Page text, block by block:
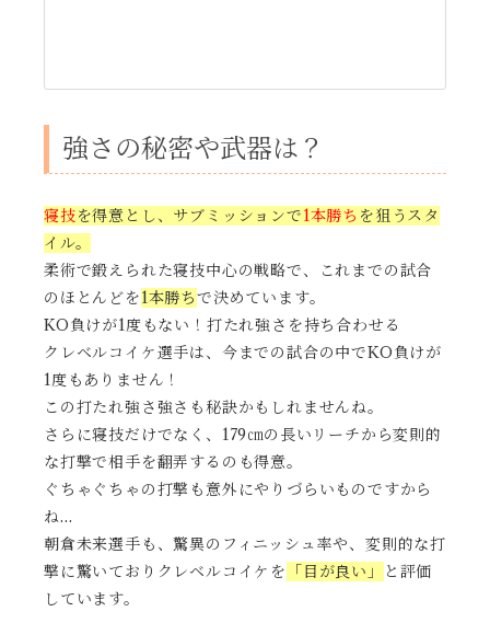
強さの秘密や武器は？
寝技を得意とし、サブミッションで1本勝ち を狙うスタ
イル。
柔術で鍛えられた寝技中心の戦略で、これまでの試合
のほとんどを1本勝ちで決めています。
KO負けが1度もない！打たれ強さを持ち合わせる
クレベルコイケ選手は、今までの試合の中でKO負けが
1度もありません！
この打たれ強さ強さも秘訣かもしれませんね。
さらに寝技だけでなく、179㎝の長いリーチから変則的
な打撃で相手を翻弄するのも得意。
ぐちゃぐちゃの打撃も意外にやりづらいものですから
ね…
朝倉未来選手も、驚異のフィニッシュ率や、変則的な打
撃に驚いておりクレベルコイケを
「目が良い」
と評価
しています。